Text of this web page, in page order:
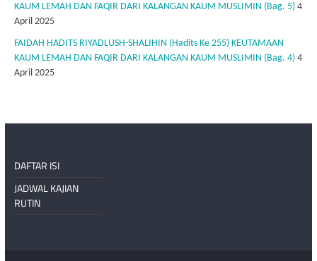
KAUM LEMAH DAN FAQIR DARI KALANGAN KAUM MUSLIMIN (Bag. 5) 4
April 2025
FAIDAH HADITS RIYADLUSH-SHALIHIN (Hadits Ke 255) KEUTAMAAN
KAUM LEMAH DAN FAQIR DARI KALANGAN KAUM MUSLIMIN (Bag. 4) 4
April 2025
DAFTAR ISI
JADWAL KAJIAN
RUTIN